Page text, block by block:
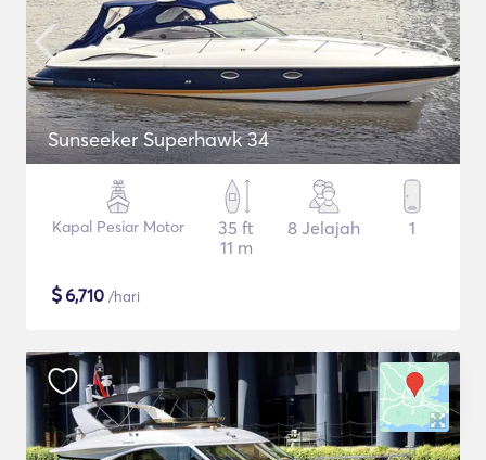
Sunseeker Superhawk 34
Kapal Pesiar Motor
35 ft
11 m
8 Jelajah 1
$6,710 /hari